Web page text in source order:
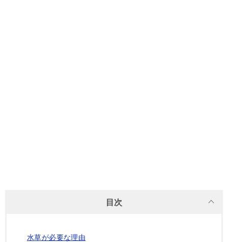
目次
水草が必要な理由